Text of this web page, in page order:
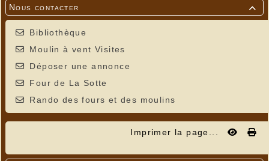

Nous contacter
Bibliothèque
Moulin à vent Visites
Déposer une annonce
Four de La Sotte
Rando des fours et des moulins
Imprimer la page...